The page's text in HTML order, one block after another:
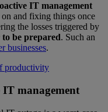
IT management
and fixing things once
the losses triggered by
be prepared. Such an
businesses.
productivity
IT management